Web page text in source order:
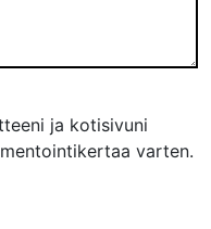
ja kotisivuni
varten.